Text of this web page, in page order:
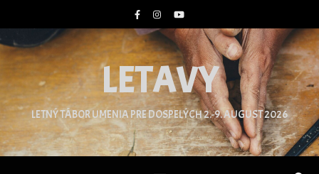
LETAVY
LETNÝ TÁBOR UMENIA PRE DOSPELÝCH 2.-9. AUGUST 2026